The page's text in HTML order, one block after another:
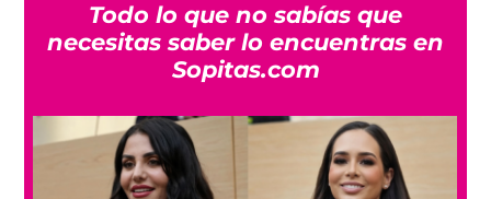
Todo lo que no sabías que
necesitas saber lo encuentras en
Sopitas.com